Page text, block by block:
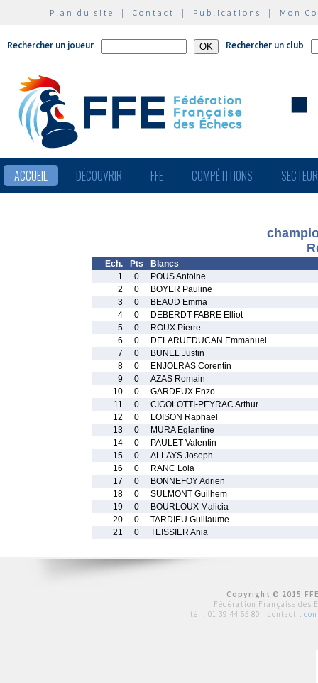
Plan du site | Contact | Publications | Mon
Rechercher un joueur Rechercher un club
ACCUEIL DÉCOUVRIR FFE COMPÉTITIONS
Ech. Pts
Blancs
1
0
POUS Antoine
2
0
BOYER Pauline
3
0
BEAUD Emma
4
0
DEBERDT FABRE Elliot
5
0
ROUX Pierre
6
0
DELARUEDUCAN Emmanuel
7
0
BUNEL Justin
8
0
ENJOLRAS Corentin
9
0
AZAS Romain
10
0
GARDEUX Enzo
11
0
CIGOLOTTI-PEYRAC Arthur
12
0
LOISON Raphael
13
0
MURA Eglantine
14
0
PAULET Valentin
15
0
ALLAYS Joseph
16
0
RANC Lola
17
0
BONNEFOY Adrien
18
0
SULMONT Guilhem
19
0
BOURLOUX Malicia
20
0
TARDIEU Guillaume
21
0 TEISSIER Ania
Copyright © 2015
Fédération Française des
tél : 01 39 44 65 80 | contact :